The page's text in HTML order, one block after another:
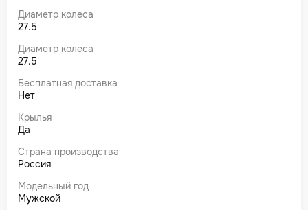
Диаметр колеса
27.5
Диаметр колеса
27.5
Бесплатная доставка
Нет
Крылья
Да
Страна производства
Россия
Модельный год
Мужской